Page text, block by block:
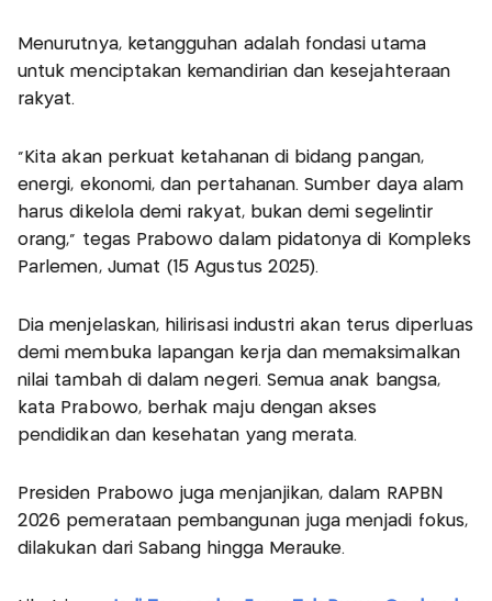
Menurutnya, ketangguhan adalah fondasi utama
untuk menciptakan kemandirian dan kesejahteraan
rakyat.
"Kita akan perkuat ketahanan di bidang pangan,
energi, ekonomi, dan pertahanan. Sumber daya alam
harus dikelola demi rakyat, bukan demi segelintir
orang," tegas Prabowo dalam pidatonya di Kompleks
Parlemen, Jumat (15 Agustus 2025).
Dia menjelaskan, hilirisasi industri akan terus diperluas
demi membuka lapangan kerja dan memaksimalkan
nilai tambah di dalam negeri. Semua anak bangsa,
kata Prabowo, berhak maju dengan akses
pendidikan dan kesehatan yang merata.
Presiden Prabowo juga menjanjikan, dalam RAPBN
2026 pemerataan pembangunan juga menjadi fokus,
dilakukan dari Sabang hingga Merauke.